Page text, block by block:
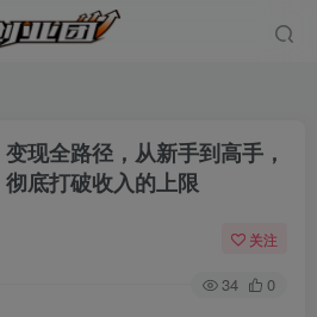
现全路径，从新手到高手，
底打破收入的上限
关注
34 0